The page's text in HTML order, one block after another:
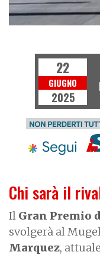
Chi sarà il
Il Gran Premio
svolgerà al
Marquez,
22
GIUGNO
2025